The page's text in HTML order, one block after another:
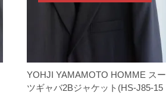
YOHJI YAMAMOTO HOMME スー
ツギャバ2Bジャケット(HS-J85-15